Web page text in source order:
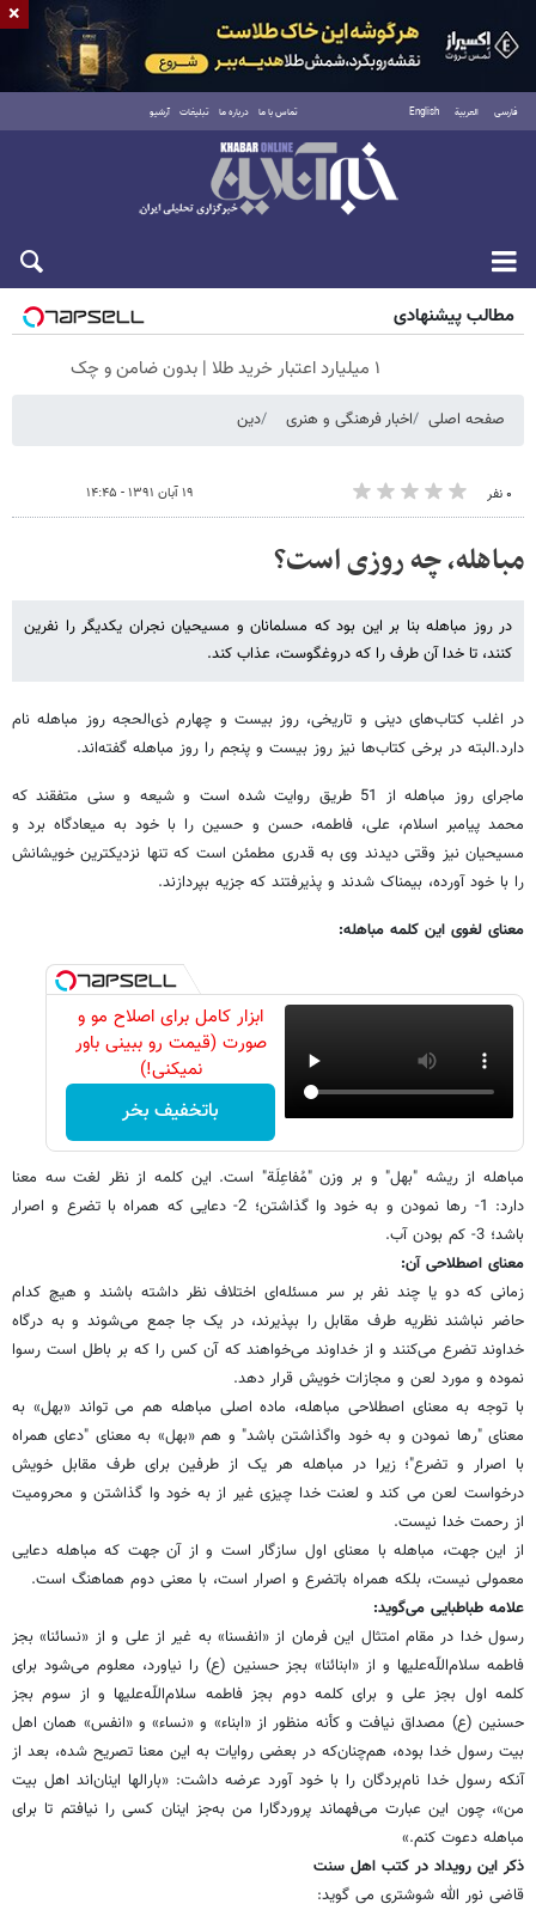
فارسی العربية English تماس با ما درباره ما تبلیغات آرشیو
جمعه ۱۶ مرداد ۱۴۰۵
مطالب پیشنهادی
۱ میلیارد اعتبار خرید طلا | بدون ضامن و چک
صفحه اصلی اخبار فرهنگی و هنری دین
۰ نفر ۱۹ آبان ۱۳۹۱ - ۱۴:۴۵
مباهله، چه روزی است؟
در روز مباهله بنا بر این بود که مسلمانان و مسیحیان نجران یکدیگر را نفرین
کنند، تا خدا آن طرف را که دروغگوست، عذاب کند.
در اغلب کتاب‌های دینی و تاریخی، روز بیست و چهارم ذی‌الحجه روز مباهله نام
دارد.البته در برخی کتاب‌ها نیز روز بیست و پنجم را روز مباهله گفته‌اند.
ماجرای روز مباهله از 51 طریق روایت شده ‌است و شیعه و سنی متفقند که
محمد پیامبر اسلام، علی، فاطمه، حسن و حسین را با خود به میعادگاه برد و
مسیحیان نیز وقتی دیدند وی به قدری مطمئن است که تنها نزدیکترین خویشانش
را با خود آورده، بیمناک شدند و پذیرفتند که جزیه بپردازند.
معنای لغوی این کلمه مباهله:
ابزار کامل برای اصلاح مو و
صورت (قیمت رو ببینی باور
نمیکنی!)
باتخفیف بخر
مباهله از ریشه "بهل" و بر وزن "مُفاعِلَة" است. این کلمه از نظر لغت سه معنا
دارد: 1- رها نمودن و به خود وا گذاشتن؛ 2- دعایى که همراه با تضرع و اصرار
باشد؛ 3- کم بودن آب.
معناى اصطلاحى آن:
زمانى که دو یا چند نفر بر سر مسئله‌اى اختلاف نظر داشته باشند و هیچ کدام
حاضر نباشند نظریه طرف مقابل را بپذیرند، در یک جا جمع مى‌شوند و به درگاه
خداوند تضرع مى‌کنند و از خداوند مى‌خواهند که آن کس را که بر باطل است رسوا
نموده و مورد لعن و مجازات خویش قرار دهد.
با توجه به معناى اصطلاحى مباهله، ماده اصلى مباهله هم مى تواند «بهل» به
معناى "رها نمودن و به خود واگذاشتن باشد" و هم «بهل» به معناى "دعاى همراه
با اصرار و تضرع"؛ زیرا در مباهله هر یک از طرفین براى طرف مقابل خویش
درخواست لعن مى کند و لعنت خدا چیزى غیر از به خود وا گذاشتن و محرومیت
از رحمت خدا نیست.
از این جهت، مباهله با معناى اول سازگار است و از آن جهت که مباهله دعایى
معمولى نیست، بلکه همراه باتضرع و اصرار است، با معنى دوم هماهنگ است.
علامه طباطبایی می‌گوید:
رسول خدا در مقام امتثال این فرمان از «انفسنا» به غیر از علی و از «نسائنا» بجز
فاطمه سلام‌اللّه‌علیها و از «ابنائنا» بجز حسنین (ع) را نیاورد، معلوم می‌شود برای
کلمه اول بجز علی و برای کلمه دوم بجز فاطمه سلام‌اللّه‌علیها و از سوم بجز
حسنین (ع) مصداق نیافت و کأنه منظور از «ابناء» و «نساء» و «انفس» همان اهل
بیت رسول خدا بوده، هم‌چنان‌که در بعضی روایات به این معنا تصریح شده، بعد از
آنکه رسول خدا نام‌بردگان را با خود آورد عرضه داشت: «بارالها اینان‌اند اهل بیت
من»، چون این عبارت می‌فهماند پروردگارا من به‌جز اینان کسی را نیافتم تا برای
مباهله دعوت کنم.»
ذکر این رویداد در کتب اهل سنت
قاضى نور الله شوشترى مى‏ گوید:
×